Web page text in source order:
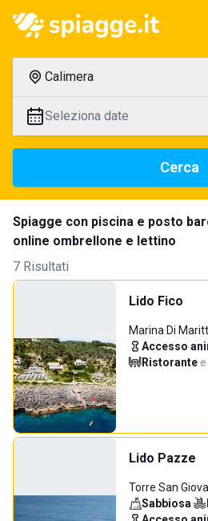
Calimera
Seleziona date
Cerca
Spiagge con piscina e posto
online ombrellone e lettino
7 Risultati
Lido Fico
Marina Di
Accesso
Ristorante·
Lido Pazze
Torre San
Sabbiosa·